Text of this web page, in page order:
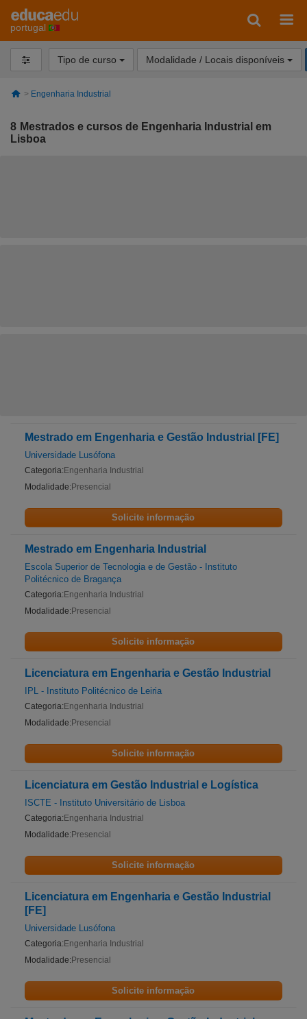
portugal
Tipo de curso Modalidade / Locais disponíveis
Engenharia Industrial
8 Mestrados e cursos de Engenharia Industrial em
Lisboa
Mestrado em Engenharia e Gestão Industrial [FE]
Universidade Lusófona
Categoria:Engenharia Industrial
Modalidade:Presencial
Solicite informação
Mestrado em Engenharia Industrial
Escola Superior de Tecnologia e de Gestão - Instituto
Politécnico de Bragança
Categoria:Engenharia Industrial
Modalidade:Presencial
Solicite informação
Licenciatura em Engenharia e Gestão Industrial
IPL - Instituto Politécnico de Leiria
Categoria:Engenharia Industrial
Modalidade:Presencial
Solicite informação
Licenciatura em Gestão Industrial e Logística
ISCTE - Instituto Universitário de Lisboa
Categoria:Engenharia Industrial
Modalidade:Presencial
Solicite informação
Licenciatura em Engenharia e Gestão Industrial
[FE]
Universidade Lusófona
Categoria:Engenharia Industrial
Modalidade:Presencial
Solicite informação